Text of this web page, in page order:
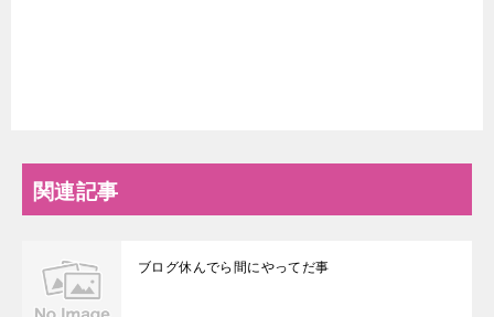
関連記事
ブログ休んでら間にやってだ事